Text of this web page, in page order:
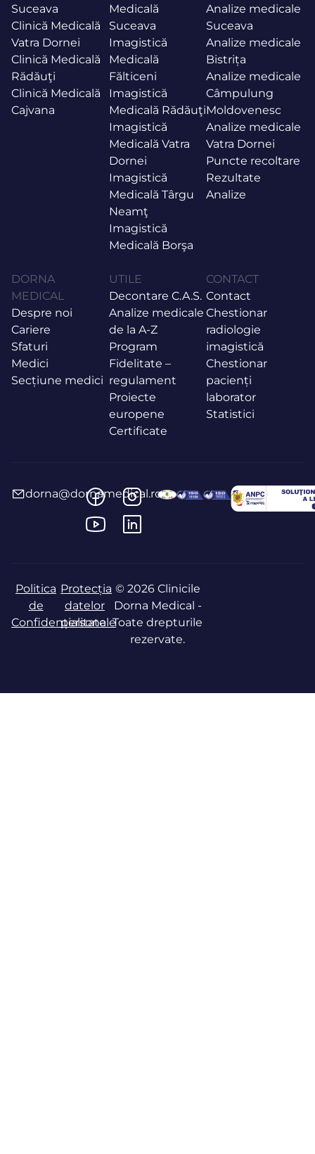
Suceava
Clinică Medicală
Vatra Dornei
Clinică Medicală
Rădăuţi
Clinică Medicală
Cajvana
Medicală
Suceava
Imagistică
Medicală
Fălticeni
Imagistică
Medicală Rădăuţi
Imagistică
Medicală Vatra
Dornei
Imagistică
Medicală Târgu
Neamţ
Imagistică
Medicală Borşa
Analize medicale
Suceava
Analize medicale
Bistrița
Analize medicale
Câmpulung
Moldovenesc
Analize medicale
Vatra Dornei
Puncte recoltare
Rezultate
Analize
DORNA
MEDICAL
Despre noi
Cariere
Sfaturi
Medici
Secțiune medici
UTILE
Decontare C.A.S.
Analize medicale
de la A-Z
Program
Fidelitate –
regulament
Proiecte
europene
Certificate
CONTACT
Contact
Chestionar
radiologie
imagistică
Chestionar
pacienți
laborator
Statistici
dorna@dornamedical.ro
Politica
de
Confidențialitate
Protecția
datelor
personale
© 2026 Clinicile
Dorna Medical -
Toate drepturile
rezervate.